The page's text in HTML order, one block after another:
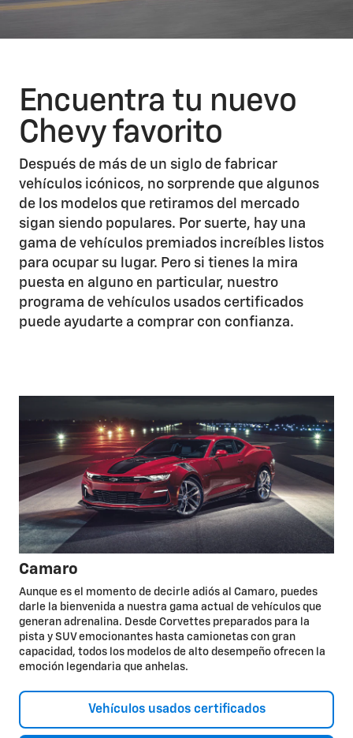
Encuentra tu nuevo
Chevy favorito
Después de más de un siglo de fabricar
vehículos icónicos, no sorprende que algunos
de los modelos que retiramos del mercado
sigan siendo populares. Por suerte, hay una
gama de vehículos premiados increíbles listos
para ocupar su lugar. Pero si tienes la mira
puesta en alguno en particular, nuestro
programa de vehículos usados certificados
puede ayudarte a comprar con confianza.
Camaro
Aunque es el momento de decirle adiós al Camaro, puedes
darle la bienvenida a nuestra gama actual de vehículos que
generan adrenalina. Desde Corvettes preparados para la
pista y SUV emocionantes hasta camionetas con gran
capacidad, todos los modelos de alto desempeño ofrecen la
emoción legendaria que anhelas.
Vehículos usados certificados